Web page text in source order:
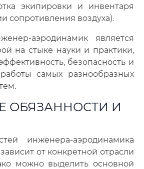
экипировки и инвентаря
сопротивления воздуха).
аэродинамик является
на стыке науки и практики,
безопасность и
самых разнообразных
ОБЯЗАННОСТИ И
инженера-аэродинамика
от конкретной отрасли
можно выделить основной